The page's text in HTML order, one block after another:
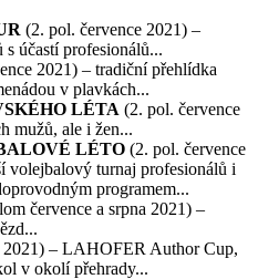
(2. pol. července 2021) –
účastí profesionálů...
2021) – tradiční přehlídka
v plavkách...
LÉTA (2. pol. července
mužů, ale i žen...
LÉTO (2. pol. července
volejbalový turnaj profesionálů i
programem...
července a srpna 2021) –
2021) – LAHOFER Author Cup,
v okolí přehrady...